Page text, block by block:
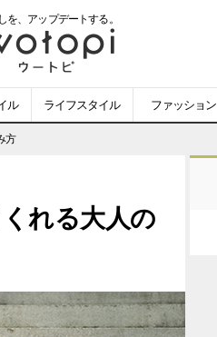
を、 アップデートする。
ル ライフスタイル ファッション
方
れる大人の